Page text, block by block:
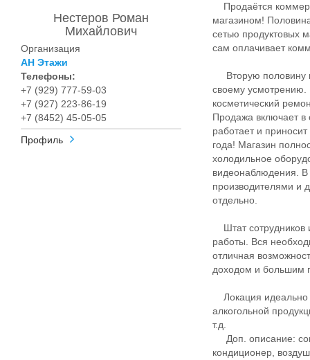
Нестеров Роман
Михайлович
Организация
АН Этажи
Телефоны:
+7 (929) 777-59-03
+7 (927) 223-86-19
+7 (8452) 45-05-05
Профиль
Продаётся
магазином!
сетью продуктовых
сам оплачивает
Вторую половину
своему
косметический
Продажа включает в
работает и
года! Магазин
холодильное
видеонаблюдения. В
производителями и
отдельно.
Штат сотрудников
работы. Вся
отличная
доходом и большим
Локация идеально
алкогольной
т.д.
Доп. описание:
кондиционер,